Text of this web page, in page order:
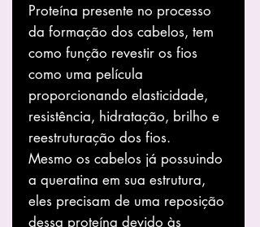
Proteína presente no processo
da formação dos cabelos, tem
como função revestir os fios
como uma película
proporcionando elasticidade,
resistência, hidratação, brilho e
reestruturação dos fios.
Mesmo os cabelos já possuindo
a queratina em sua estrutura,
eles precisam de uma reposição
dessa proteína devido às